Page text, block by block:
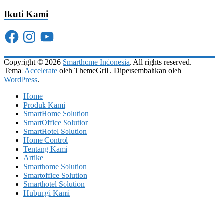
Ikuti Kami
FacebookInstagramYouTube
Copyright © 2026 Smarthome Indonesia. All rights reserved.
Tema: Accelerate oleh ThemeGrill. Dipersembahkan oleh
WordPress.
Home
Produk Kami
SmartHome Solution
SmartOffice Solution
SmartHotel Solution
Home Control
Tentang Kami
Artikel
Smarthome Solution
Smartoffice Solution
Smarthotel Solution
Hubungi Kami